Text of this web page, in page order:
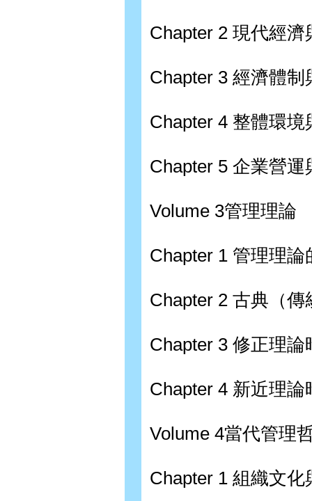
Chapter 2 現代經濟
Chapter 3 經濟體制
Chapter 4 整體環境
Chapter 5 企業營運
Volume 3管理理論
Chapter 1 管理理論
Chapter 2 古典（傳
Chapter 3 修正理論
Chapter 4 新近理論
Volume 4當代管理
Chapter 1 組織文化